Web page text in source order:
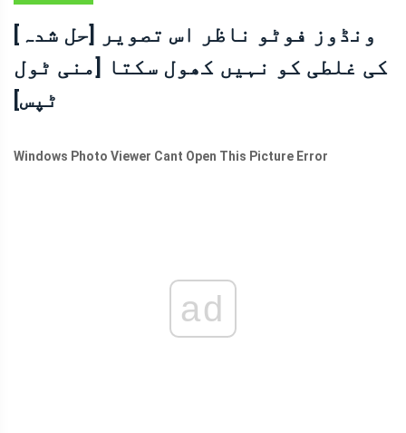
نکات
[حل شدہ] ونڈوز فوٹو ناظر اس تصویر
کی غلطی کو نہیں کھول سکتا [منی ٹول
ٹپس]
Windows Photo Viewer Cant Open This Picture Error
ad